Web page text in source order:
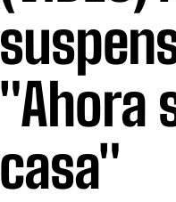
"Ahora
casa"